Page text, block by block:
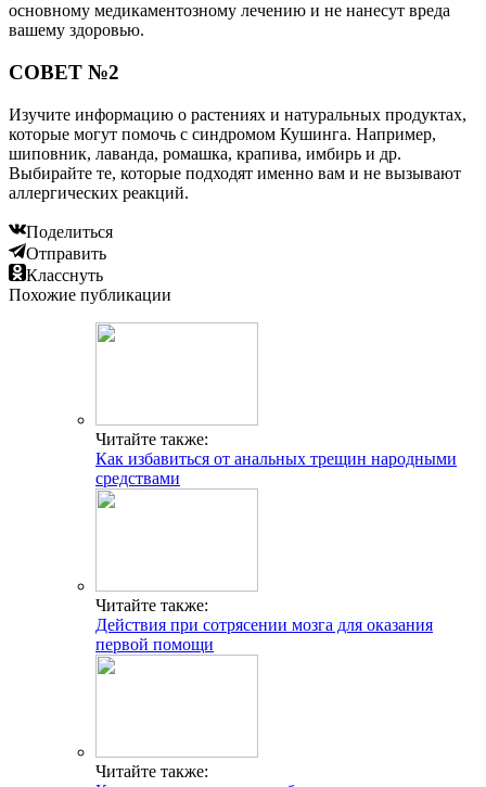
основному медикаментозному лечению и не нанесут вреда
вашему здоровью.
СОВЕТ №2
Изучите информацию о растениях и натуральных продуктах,
которые могут помочь с синдромом Кушинга. Например,
шиповник, лаванда, ромашка, крапива, имбирь и др.
Выбирайте те, которые подходят именно вам и не вызывают
аллергических реакций.
Поделиться
Отправить
Класснуть
Похожие публикации
Читайте также:
Как избавиться от анальных трещин народными
средствами
Читайте также:
Действия при сотрясении мозга для оказания
первой помощи
Читайте также: